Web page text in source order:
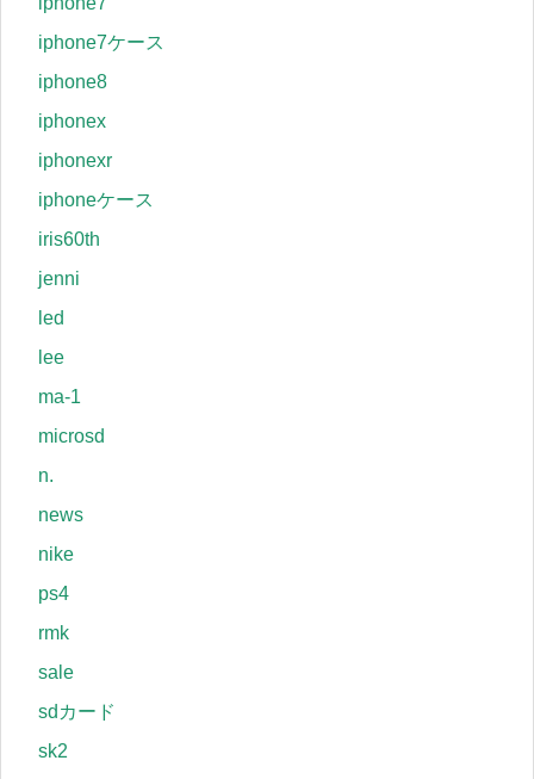
iphone7ケース
iphone8
iphonex
iphonexr
iphoneケース
iris60th
jenni
led
lee
ma-1
microsd
n.
news
nike
ps4
rmk
sale
sdカード
sk2